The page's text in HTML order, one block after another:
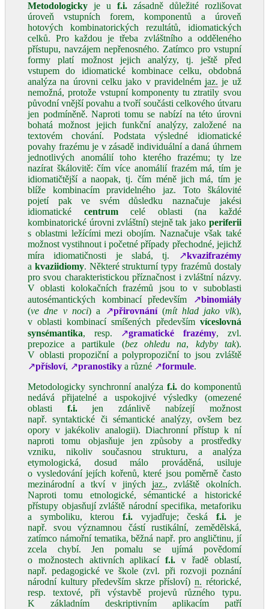
Metodologicky je u f.i.zásadně důležité rozlišovat
úroveň vstupních forem, komponentů a úroveň
hotových kombinatorických rezultátů, idiomatických
celků. Pro každou je třeba zvláštního a odděleného
přístupu, navzájem nepřenosného. Zatímco pro vstupní
formy platí možnost jejich analýzy, tj. ještě před
vstupem do idiomatické kombinace celku, obdobná
analýza na úrovni celku jako v pravidelnémjaz. je už
nemožná, protože vstupní komponenty tu ztratily svou
původní vnější povahu a tvoří součásti celkového útvaru
jen podmíněně. Naproti tomu se nabízí na této úrovni
bohatá možnost jejich funkční analýzy, založené na
textovém chování. Podstata výsledné idiomatické
povahy frazému je v zásadě individuální a daná úhrnem
jednotlivých anomálií toho kterého frazému; ty lze
nazírat škálovitě: čím více anomálií frazém má, tím je
idiomatičtější a naopak, tj. čím méně jich má, tím je
blíže kombinacím pravidelného jaz. Toto škálovité
pojetí pak ve svém důsledku naznačuje jakési
idiomatické centrumcelé oblasti (na každé
kombinatorické úrovni zvláštní) stejně tak jako periferii
s oblastmi ležícími mezi obojím. Naznačuje však také
možnost vystihnout i početné případy přechodné, jejichž
míra idiomatičnosti je slabá, tj.
↗kvazifrazémy
a kvaziidiomy. Některé strukturní typy frazémů dostaly
pro svou charakteristickou příznačnost i zvláštní názvy.
V oblasti kolokačních frazémů jsou to v suboblasti
autosémantických kombinací především
↗binomiály
(ve dne v noci) a ↗přirovnání(mít hlad jako vlk),
v oblasti kombinací smíšených především víceslovná
synsémantika, resp. ↗gramatické frazémy, zvl.
prepozice a partikule (bez ohledu na, kdyby tak).
V oblasti propoziční a polypropoziční to jsou zvláště
↗přísloví, ↗pranostiky a různé ↗formule.
Metodologicky synchronní analýza f.i.do komponentů
nedává přijatelné a uspokojivé výsledky (omezené
oblasti f.i.jen zdánlivě nabízejí možnost
např. syntaktické či sémantické analýzy, ovšem bez
opory v jakékoliv analogii). Diachronní přístup k ní
naproti tomu objasňuje jen způsoby a prostředky
vzniku, nikoliv současnou strukturu, a analýza
etymologická, dosud málo prováděná, usiluje
o vysledování jejích kořenů, které jsou poměrně často
mezinárodní a tkví v jinýchjaz., zvláště okolních.
Naproti tomu etnologické, sémantické a historické
přístupy objasňují zvláště národní specifika, metaforiku
a symboliku, kterouf.i. vyjadřuje; českáf.i. je
např. svou významnou částí rustikální, zemědělská,
zatímco námořní tematika, běžná např. pro angličtinu, jí
zcela chybí. Jen pomalu se ujímá povědomí
o možnostech aktivních aplikacíf.i. v řadě oblastí,
např. pedagogické ve škole (zvl. při rozvoji poznání
národní kultury především skrze přísloví) n. rétorické,
resp. textové, při výstavbě projevů různého typu.
K základním deskriptivním aplikacím patří